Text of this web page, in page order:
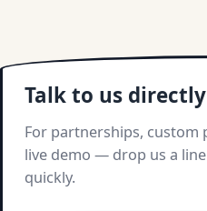
Talk to us directly
For partnerships, custom
live demo — drop us a
quickly.